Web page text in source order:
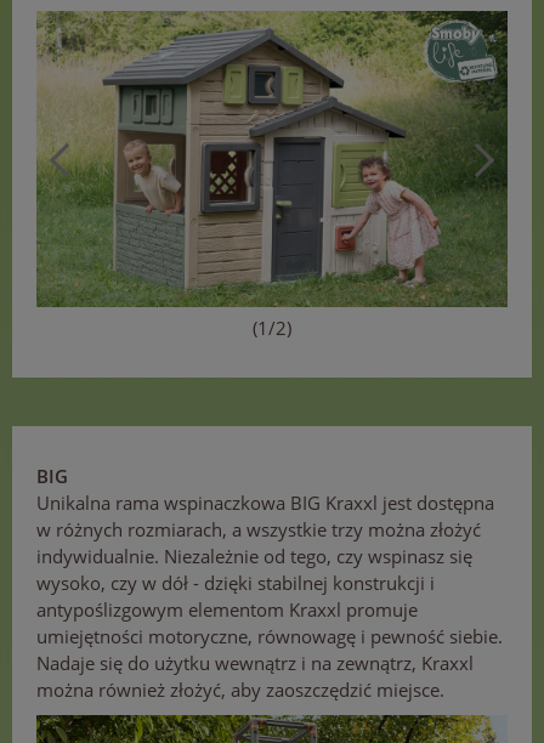
(1/2)
BIG
Unikalna rama wspinaczkowa BIG Kraxxl jest dostępna
w różnych rozmiarach, a wszystkie trzy można złożyć
indywidualnie. Niezależnie od tego, czy wspinasz się
wysoko, czy w dół - dzięki stabilnej konstrukcji i
antypoślizgowym elementom Kraxxl promuje
umiejętności motoryczne, równowagę i pewność siebie.
Nadaje się do użytku wewnątrz i na zewnątrz, Kraxxl
można również złożyć, aby zaoszczędzić miejsce.